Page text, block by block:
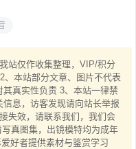
站仅作收集整理，VIP/积分
本站部分文章、图片不代表
真实性负责 3、本站一律禁
息，访客发现请向站长举报
失效，请联系我们，我们会
真图集，出镜模特均为成年
好者提供素材与鉴赏学习